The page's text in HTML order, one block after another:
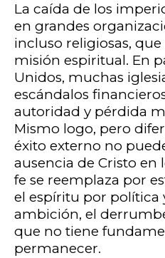
La caída de los
en grandes
incluso religiosas,
misión espiritual. En
Unidos, muchas
escándalos
autoridad y pérdida
Mismo logo, pero
éxito externo no
ausencia de Cristo en
fe se reemplaza por
el espíritu por
ambición, el
que no tiene
permanecer.